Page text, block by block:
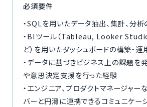
必須要件
・SQLを用いたデータ抽出、集計、分
・BIツール（Tableau, Looker
ど）を用いたダッシュボードの構築・運
・データに基づきビジネス上の課題を
や意思決定支援を行った経験
・エンジニア、プロダクトマネージャー
バーと円滑に連携できるコミュニケー